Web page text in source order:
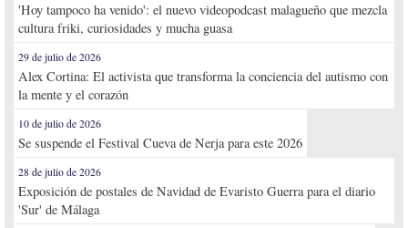
'Hoy tampoco ha venido': el nuevo videopodcast malagueño que mezcla
cultura friki, curiosidades y mucha guasa
29 de julio de 2026
Alex Cortina: El activista que transforma la conciencia del autismo con
la mente y el corazón
10 de julio de 2026
Se suspende el Festival Cueva de Nerja para este 2026
28 de julio de 2026
Exposición de postales de Navidad de Evaristo Guerra para el diario
'Sur' de Málaga